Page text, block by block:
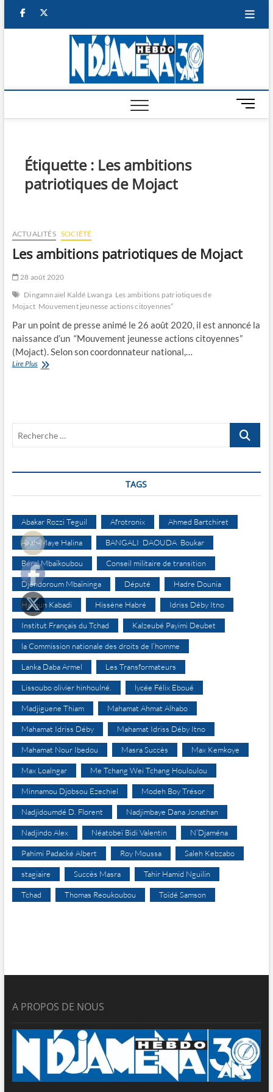
facebook
M
e
Étiquette : Les ambitions
patriotiques de Mojact
ACTUALITÉS SOCIÉTÉ
Les ambitions patriotiques de Mojact
28 août 2020
Dingamnaïel Kaldé Lwanga Les ambitions patriotiques de
Mojact Mouvement jeunesse actions citoyennes”
Par un point de presse animé le 26 août 2020, il est annoncé la
naissance d’un “Mouvement jeunesse actions citoyennes”
(Mojact). Selon son coordonnateur national,…
Lire PlusLes
Recherche
TAGS
Abakar Rozzi Teguil Afrotronix Ahmed Bartchiret
Allah-Maye Halina BANGALI DAOUDA Boukar
Béral Mbaïkoubou Conseil militaire de transition
Djéndoroum Mbaïninga Député Hadre Dounia
Haroun Kabadi Hissène Habré Idriss Déby Itno
Institut Français du Tchad Kalzeubé Payimi Deubet
la Commission nationale des droits de l’homme
Lanka Daba Armel Les Transformateurs
Lissoubo olivier hinhoulné. lycée Félix Eboué
Madjiguene Thiam Mahamat Ahmat Alhabo
Mahamat Idriss Déby Mahamat Idriss Déby Itno
Mahamat Nour Ibedou Masra Succès Max Kemkoye
Max Loalngar Me Tchang Wei Tchang Houloulou
Minnamou Djobsou Ezechiel Modeh Boy Trésor
Nadjidoumdé D. Florent Nadjimbaye Dana Jonathan
Nadjindo Alex Néatobeï Bidi Valentin N’Djaména
Pahimi Padacké Albert Roy Moussa Saleh Kebzabo
stagiaire Succès Masra Tahir Hamid Nguilin
Tchad Thomas Reoukoubou Toïdé Samson
A PROPOS DE NOUS